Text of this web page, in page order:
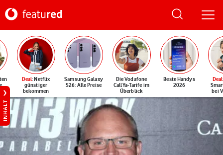
Deal: Netflix
günstiger
bekommen
Samsung Galaxy
S26: Alle Preise
Die Vodafone
CallYa-Tarife im
Überblick
Beste Handys
2026
Deal
bei
INHALT